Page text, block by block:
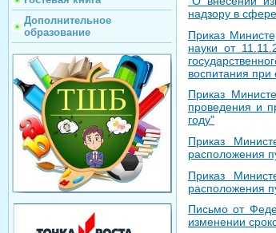
Дополнительное
образование
надзору в
Приказ
науки от
воспитания при
Приказ
проведения и
году"
Приказ
расположения
Приказ
расположения
Письмо от
изменении